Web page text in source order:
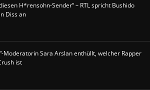
H*rensohn-Sender“ – RTL spricht Bushido
Diss an
Moderatorin Sara Arslan enthüllt, welcher Rapper
ist